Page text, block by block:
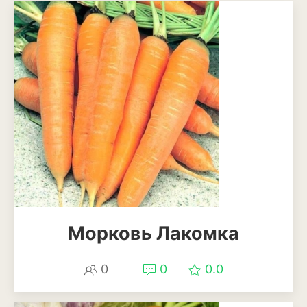
Бересклет
Буддлея
Бузина
Вейгела
Дёрен
Ель
Жимолость
Морковь Лакомка
0 0 0.0